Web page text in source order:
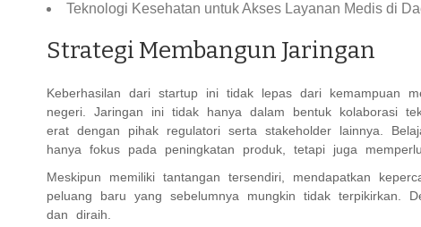
Teknologi Kesehatan untuk Akses Layanan Medis di
Strategi Membangun Jaringan
Keberhasilan dari startup ini tidak lepas dari kemampuan
negeri. Jaringan ini tidak hanya dalam bentuk kolaborasi
erat dengan pihak regulatori serta stakeholder lainnya.
hanya fokus pada peningkatan produk, tetapi juga
Meskipun memiliki tantangan tersendiri, mendapatkan
peluang baru yang sebelumnya mungkin tidak terpikirkan.
dan diraih.